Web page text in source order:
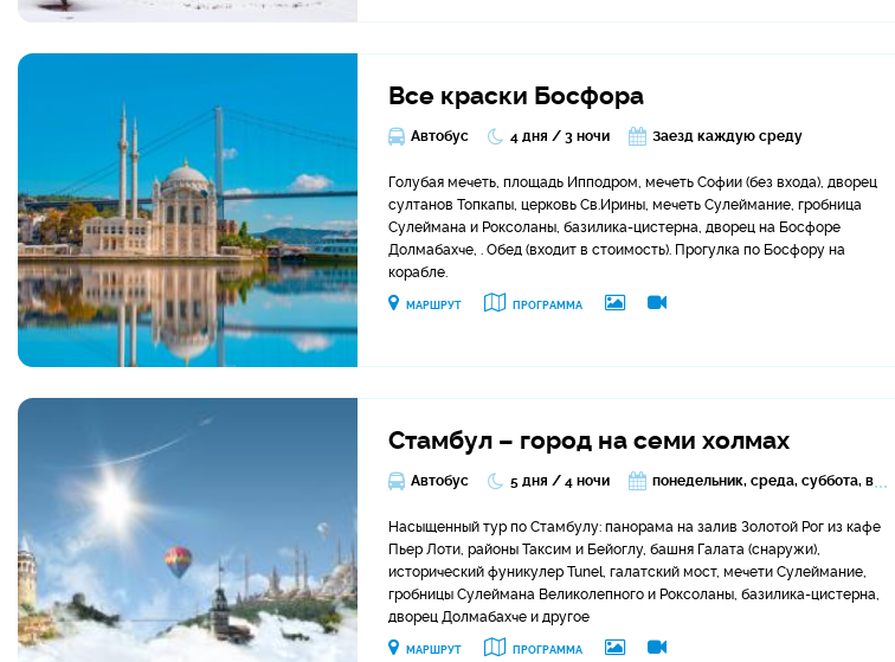
Все краски Босфора
Автобус 4 дня / 3 ночи Заезд каждую среду
Голубая мечеть, площадь Ипподром, мечеть Софии (без входа), дворец
султанов Топкапы, церковь Св.Ирины, мечеть Сулеймание, гробница
Сулеймана и Роксоланы, базилика-цистерна, дворец на Босфоре
Долмабахче, . Обед (входит в стоимость). Прогулка по Босфору на
корабле.
МАРШРУТ ПРОГРАММА
Стамбул – город на семи холмах
Автобус 5 дня / 4 ночи понедельник, среда, суббота, воскресенье
Насыщенный тур по Стамбулу: панорама на залив Золотой Рог из кафе
Пьер Лоти, районы Таксим и Бейоглу, башня Галата (снаружи),
исторический фуникулер Tunel, галатский мост, мечети Сулеймание,
гробницы Сулеймана Великолепного и Роксоланы, базилика-цистерна,
дворец Долмабахче и другое
МАРШРУТ ПРОГРАММА